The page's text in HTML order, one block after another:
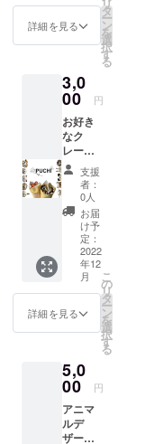
維持費
として
ます。
メール
礼申し
上げま
す。 上
乗せ支
援大歓
迎で
す。
頼中で
す。）
支援者
なた様
のお名
前を掲
載させ
ていた
だきま
す。 ※
ご支援
時、必
ず備考
欄にご
希望の
お名前
（本
名・
ニック
ネー
なお名
前をご
ださ
い） 掲
詳細を見る
リ
タ
ー
ン
を
選
択
す
る
3,0
00 円
お好き
なク
レー
プ・ア
ニマル
カップ
チケッ
にオー
プン予
定の北
見市内
の店舗
で使え
るチ
お好き
なク
レー
プ・デ
ザート
カップ
支援
者：
0人
お届
け予
定：
2022
年12
月
詳細を見る
こ
の
リ
タ
ー
ン
を
選
択
す
る
5,0
00 円
アニマ
ルデ
ザート